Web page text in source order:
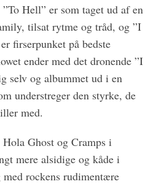
Hell” er som taget ud af en
tilsat rytme og tråd, og ”I
firserpunket på bedste
ender med det dronende ”I
selv og albummet ud i en
understreger den styrke, de
med.
Ghost og Cramps i
mere alsidige og kåde i
rockens rudimentære